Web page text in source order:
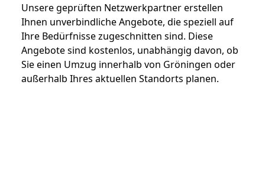
Unsere geprüften Netzwerkpartner erstellen
Ihnen unverbindliche Angebote, die speziell auf
Ihre Bedürfnisse zugeschnitten sind. Diese
Angebote sind kostenlos, unabhängig davon, ob
Sie einen Umzug innerhalb von Gröningen oder
außerhalb Ihres aktuellen Standorts planen.